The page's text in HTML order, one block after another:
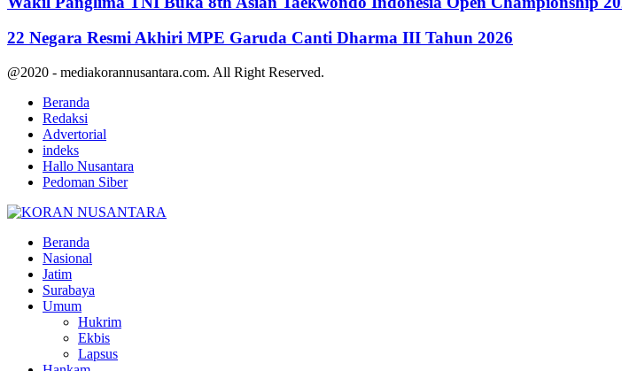
22 Negara Resmi Akhiri MPE Garuda Canti Dharma III Tahun 2026
@2020 - mediakorannusantara.com. All Right Reserved.
Beranda
Redaksi
Advertorial
indeks
Hallo Nusantara
Pedoman Siber
Beranda
Nasional
Jatim
Surabaya
Umum
Hukrim
Ekbis
Lapsus